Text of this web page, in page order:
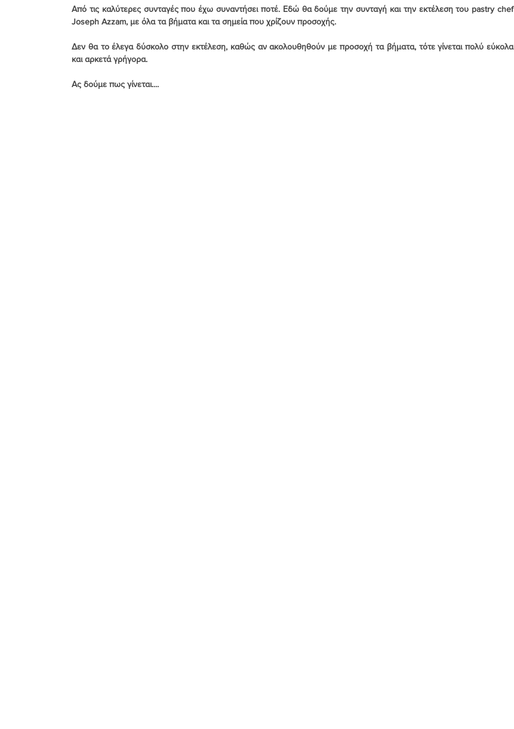
Από τις καλύτερες συνταγές που έχω συναντήσει ποτέ. Εδώ θα δούμε την συνταγή και την εκτέλεση του pastry chef
Joseph Azzam, με όλα τα βήματα και τα σημεία που χρίζουν προσοχής.
Δεν θα το έλεγα δύσκολο στην εκτέλεση, καθώς αν ακολουθηθούν με προσοχή τα βήματα, τότε γίνεται πολύ εύκολα
και αρκετά γρήγορα.
Ας δούμε πως γίνεται....